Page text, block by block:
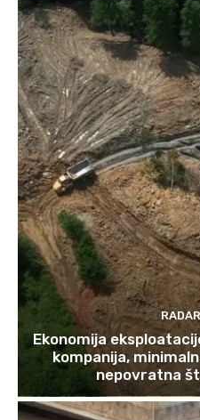
Ekonomija
kompanija,
nepovratna